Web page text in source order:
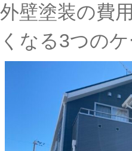
外壁塗装の費
くなる3つの